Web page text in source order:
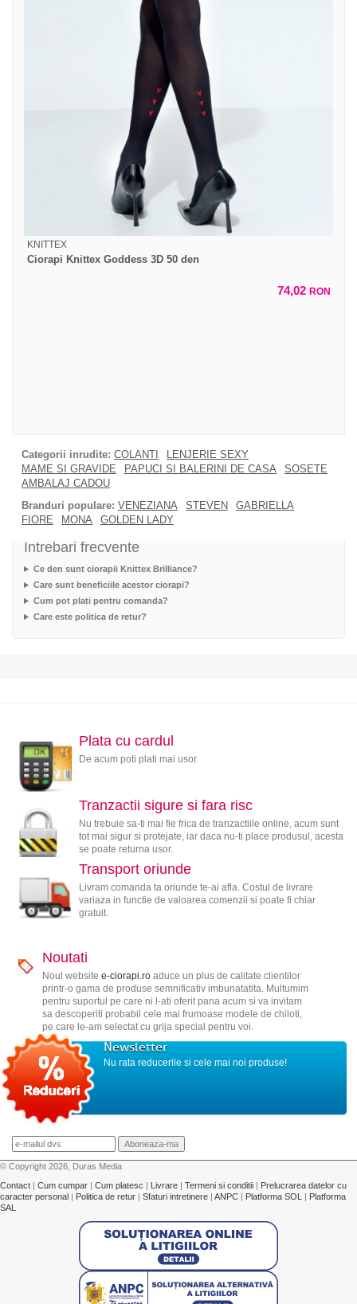
KNITTEX
Ciorapi Knittex Goddess 3D 50 den
74,02 RON
Categorii inrudite: COLANTI
LENJERIE SEXY
MAME SI GRAVIDE
PAPUCI SI BALERINI DE CASA
SOSETE
AMBALAJ CADOU
Branduri populare: VENEZIANA STEVEN
GABRIELLA
FIORE
MONA GOLDEN LADY
Intrebari frecvente
Ce den sunt ciorapii Knittex Brilliance?
Care sunt beneficiile acestor ciorapi?
Cum pot plati pentru comanda?
Care este politica de retur?
Plata cu cardul
De acum poti plati mai usor
Tranzactii sigure si fara risc
Nu trebuie sa-ti mai fie frica de tranzactiile online, acum sunt
tot mai sigur si protejate, iar daca nu-ti place produsul, acesta
se poate returna usor.
Transport oriunde
Livram comanda ta oriunde te-ai afla. Costul de livrare
variaza in functie de valoarea comenzii si poate fi chiar
gratuit.
Noutati
Noul website e-ciorapi.roaduce un plus de calitate clientilor
printr-o gama de produse semnificativ imbunatatita. Multumim
pentru suportul pe care ni l-ati oferit pana acum si va invitam
sa descoperiti probabil cele mai frumoase modele de chiloti,
pe care le-am selectat cu grija special pentru voi.
Newsletter
Nu rata reducerile si cele mai noi produse!
© Copyright 2026, Duras Media
Contact | Cum cumpar | Cum platesc | Livrare | Termeni si conditii | Prelucrarea datelor cu
caracter personal | Politica de retur | Sfaturi intretinere | ANPC | Platforma SOL | Platforma
SAL